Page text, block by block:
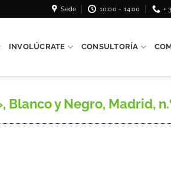
Sede 10:00 - 14:00 +
INVOLÚCRATE CONSULTORÍA
y Negro, Madrid,